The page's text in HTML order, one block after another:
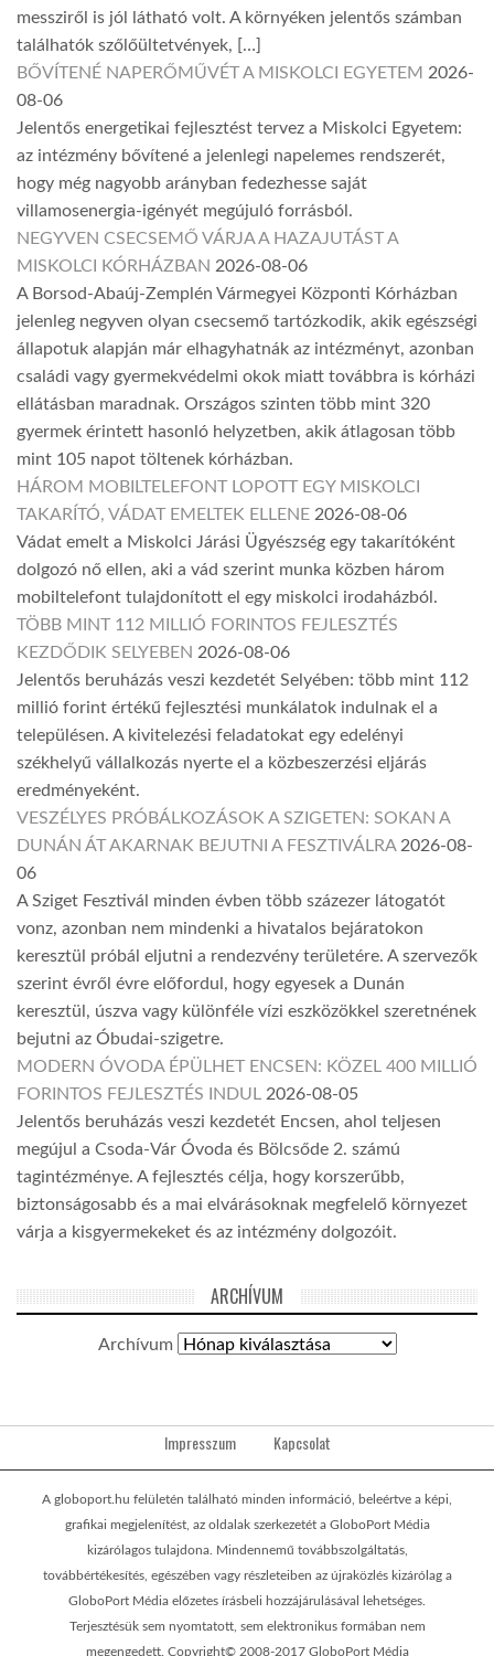
messziről is jól látható volt. A környéken jelentős számban
találhatók szőlőültetvények, […]
BŐVÍTENÉ NAPERŐMŰVÉT A MISKOLCI EGYETEM 2026-
08-06
Jelentős energetikai fejlesztést tervez a Miskolci Egyetem:
az intézmény bővítené a jelenlegi napelemes rendszerét,
hogy még nagyobb arányban fedezhesse saját
villamosenergia-igényét megújuló forrásból.
NEGYVEN CSECSEMŐ VÁRJA A HAZAJUTÁST A
MISKOLCI KÓRHÁZBAN 2026-08-06
A Borsod-Abaúj-Zemplén Vármegyei Központi Kórházban
jelenleg negyven olyan csecsemő tartózkodik, akik egészségi
állapotuk alapján már elhagyhatnák az intézményt, azonban
családi vagy gyermekvédelmi okok miatt továbbra is kórházi
ellátásban maradnak. Országos szinten több mint 320
gyermek érintett hasonló helyzetben, akik átlagosan több
mint 105 napot töltenek kórházban.
HÁROM MOBILTELEFONT LOPOTT EGY MISKOLCI
TAKARÍTÓ, VÁDAT EMELTEK ELLENE 2026-08-06
Vádat emelt a Miskolci Járási Ügyészség egy takarítóként
dolgozó nő ellen, aki a vád szerint munka közben három
mobiltelefont tulajdonított el egy miskolci irodaházból.
TÖBB MINT 112 MILLIÓ FORINTOS FEJLESZTÉS
KEZDŐDIK SELYEBEN 2026-08-06
Jelentős beruházás veszi kezdetét Selyében: több mint 112
millió forint értékű fejlesztési munkálatok indulnak el a
településen. A kivitelezési feladatokat egy edelényi
székhelyű vállalkozás nyerte el a közbeszerzési eljárás
eredményeként.
VESZÉLYES PRÓBÁLKOZÁSOK A SZIGETEN: SOKAN A
DUNÁN ÁT AKARNAK BEJUTNI A FESZTIVÁLRA 2026-08-
06
A Sziget Fesztivál minden évben több százezer látogatót
vonz, azonban nem mindenki a hivatalos bejáratokon
keresztül próbál eljutni a rendezvény területére. A szervezők
szerint évről évre előfordul, hogy egyesek a Dunán
keresztül, úszva vagy különféle vízi eszközökkel szeretnének
bejutni az Óbudai-szigetre.
MODERN ÓVODA ÉPÜLHET ENCSEN: KÖZEL 400 MILLIÓ
FORINTOS FEJLESZTÉS INDUL 2026-08-05
Jelentős beruházás veszi kezdetét Encsen, ahol teljesen
megújul a Csoda-Vár Óvoda és Bölcsőde 2. számú
tagintézménye. A fejlesztés célja, hogy korszerűbb,
biztonságosabb és a mai elvárásoknak megfelelő környezet
várja a kisgyermekeket és az intézmény dolgozóit.
ARCHÍVUM
Archívum
Impresszum Kapcsolat
A globoport.hu felületén található minden információ, beleértve a képi,
grafikai megjelenítést, az oldalak szerkezetét a GloboPort Média
kizárólagos tulajdona. Mindennemű továbbszolgáltatás,
továbbértékesítés, egészében vagy részleteiben az újraközlés kizárólag a
GloboPort Média előzetes írásbeli hozzájárulásával lehetséges.
Terjesztésük sem nyomtatott, sem elektronikus formában nem
megengedett. Copyright© 2008-2017 GloboPort Média